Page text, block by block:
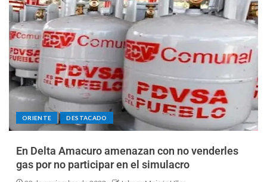
ORIENTE DESTACADO
En Delta Amacuro amenazan con no venderles
gas por no participar en el simulacro